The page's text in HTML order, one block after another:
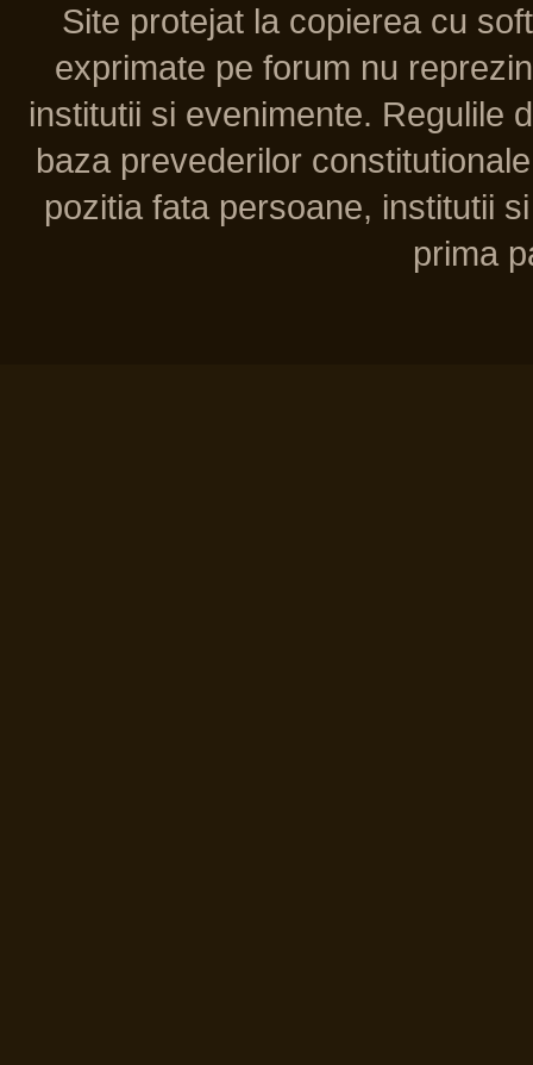
Site protejat la copierea cu
exprimate pe forum nu
institutii si evenimente. Regulile
baza prevederilor
pozitia fata persoane, institutii
prima